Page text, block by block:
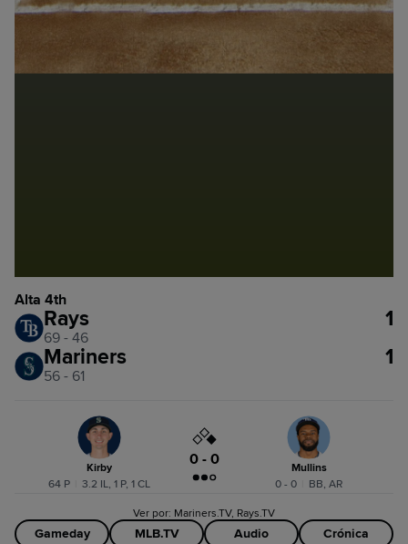
Alta 4th
Rays
69 - 46
1
Mariners
56 - 61
1
Kirby
64 P
3.2 IL, 1 P, 1 CL
0 - 0
Mullins
0 - 0
BB, AR
Ver por: Mariners.TV, Rays.TV
Gameday MLB.TV Audio Crónica